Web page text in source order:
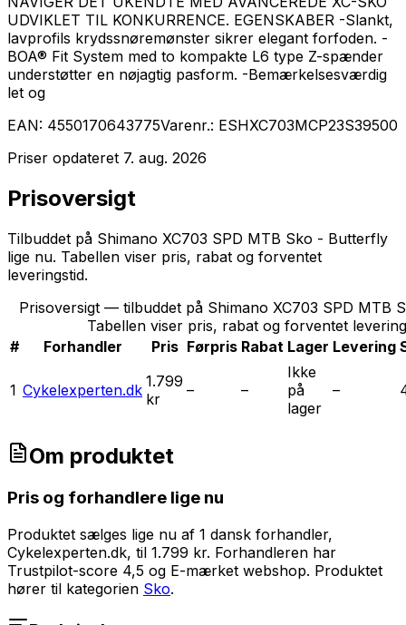
UDVIKLET TIL KONKURRENCE. EGENSKABER -Slankt,
lavprofils krydssnøremønster sikrer elegant forfoden. -
BOA® Fit System med to kompakte L6 type Z-spænder
understøtter en nøjagtig pasform. -Bemærkelsesværdig
let og
EAN: 4550170643775Varenr.: ESHXC703MCP23S39500
Priser opdateret 7. aug. 2026
Prisoversigt
Tilbuddet på Shimano XC703 SPD MTB Sko - Butterfly
lige nu. Tabellen viser pris, rabat og forventet
leveringstid.
Prisoversigt — tilbuddet på Shimano XC703 SPD MTB
Tabellen viser pris, rabat og forventet
#
Forhandler Pris Førpris Rabat Lager Levering
1 Cykelexperten.dk 1.799
kr
– –
Ikke
på
lager
–
Om produktet
Pris og forhandlere lige nu
Produktet sælges lige nu af 1 dansk forhandler,
Cykelexperten.dk, til 1.799 kr. Forhandleren har
Trustpilot-score 4,5 og E-mærket webshop. Produktet
hører til kategorien Sko.